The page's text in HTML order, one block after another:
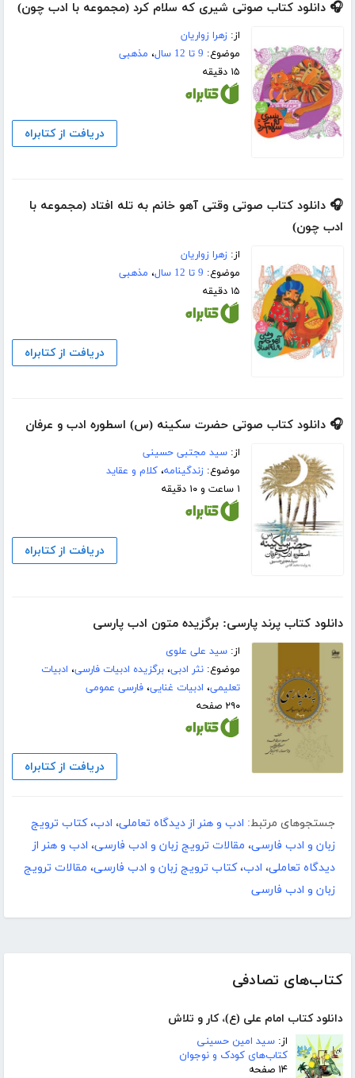
کتاب‌های تصادفی
دانلود کتاب امام علی (ع)، کار و تلاش
از: سید امین حسینی
کتاب‌های کودک و نوجوان
۱۴ صفحه
🎧 دانلود کتاب صوتی شیری که سلام کرد (مجموعه با ادب چون)
از:زهرا زواریان
موضوع: 9 تا 12 سال ، مذهبی
۱۵ دقیقه
دریافت از کتابراه
🎧 دانلود کتاب صوتی وقتی آهو خانم به تله افتاد (مجموعه با
ادب چون)
از:زهرا زواریان
موضوع: 9 تا 12 سال ، مذهبی
۱۵ دقیقه
دریافت از کتابراه
🎧 دانلود کتاب صوتی حضرت سکینه (س) اسطوره ادب و عرفان
از:سید مجتبی حسینی
موضوع:زندگینامه،کلام و عقاید
۱ ساعت و ۱۰ دقیقه
دریافت از کتابراه
دانلود کتاب پرند پارسی: برگزیده متون ادب پارسی
از:سید علی علوی
موضوع:نثر ادبی،برگزیده ادبیات فارسی، ادبیات
تعلیمی، ادبیات غنایی،فارسی عمومی
۲۹۰ صفحه
دریافت از کتابراه
جستجوهای مرتبط: ادب و هنر از دیدگاه تعاملی، ادب،کتاب ترویج
زبان و ادب فارسی، مقالات ترویج زبان و ادب فارسی، ادب و هنر از
دیدگاه تعاملی، ادب،کتاب ترویج زبان و ادب فارسی، مقالات ترویج
زبان و ادب فارسی